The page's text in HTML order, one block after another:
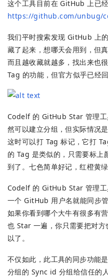
这个工具目前在 GitHub 上已
https://github.com/unbug/
我们平时搜索发现 GitHub 上
藏了起来，想哪天会用到，但
而且越收藏就越多，找出来也
Tag 的功能，但官方似乎已经
Codelf 的 GitHub Star 管理工
然可以建立分组，但实际情况
这时可以打 Tag 标记，它打
的 Tag 是类似的，只需要标上
到了。七色简单好记，红橙黄绿
Codelf 的 GitHub Star 管理工
一个 GitHub 用户名就能同步
如果你看到哪个大牛有很多有
也 Star 一遍，你只需要把对
以了。
不仅如此，此工具的同步功能
分组的 Sync id 分组给信任的